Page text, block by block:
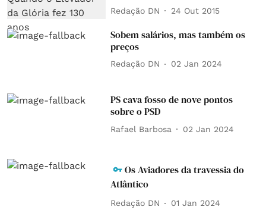
Redação DN 24 Out 2015
Sobem salários, mas também os
preços
Redação DN 02 Jan 2024
PS cava fosso de nove pontos
sobre o PSD
Rafael Barbosa 02 Jan 2024
Os Aviadores da travessia do
Atlântico
Redação DN 01 Jan 2024